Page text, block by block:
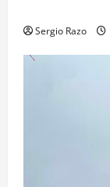
Sergio Razo